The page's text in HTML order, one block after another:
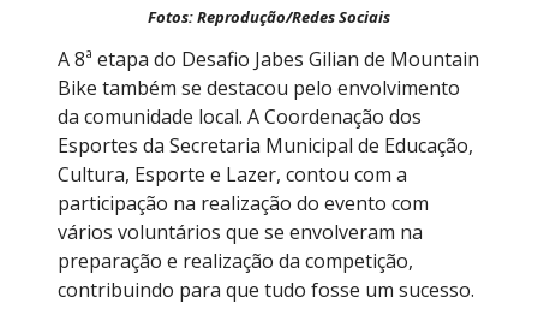
Fotos: Reprodução/Redes Sociais
A 8ª etapa do Desafio Jabes Gilian de Mountain
Bike também se destacou pelo envolvimento
da comunidade local. A Coordenação dos
Esportes da Secretaria Municipal de Educação,
Cultura, Esporte e Lazer, contou com a
participação na realização do evento com
vários voluntários que se envolveram na
preparação e realização da competição,
contribuindo para que tudo fosse um sucesso.